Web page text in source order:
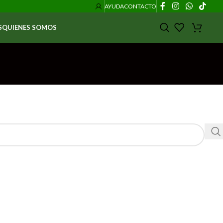
AYUDACONTACTO
QUIENES SOMOS